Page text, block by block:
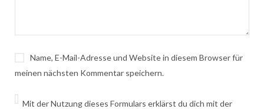
Name, E-Mail-Adresse und Website in diesem Browser für
meinen nächsten Kommentar speichern.
Mit der Nutzung dieses Formulars erklärst du dich mit der